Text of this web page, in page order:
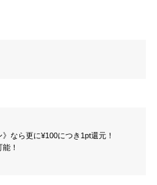
なら更に¥100につき1pt還元！
！